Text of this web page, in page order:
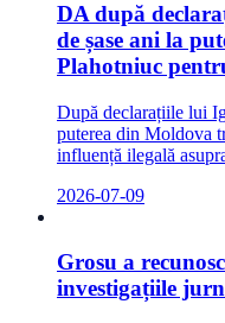
DA după
de șase ani la
Plahotniuc
După declarațiile lui
puterea din Moldova
influență ilegală
2026-07-09
Grosu a
investigațiile